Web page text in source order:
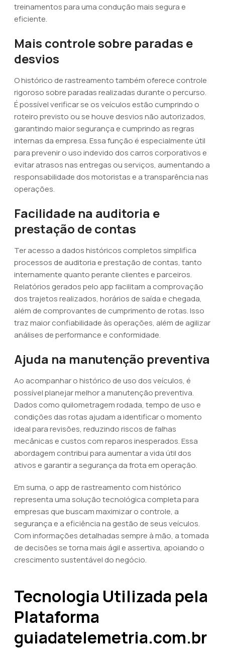
treinamentos para uma condução mais segura e
eficiente.
Mais controle sobre paradas e
desvios
O histórico de rastreamento também oferece controle
rigoroso sobre paradas realizadas durante o percurso.
É possível verificar se os veículos estão cumprindo o
roteiro previsto ou se houve desvios não autorizados,
garantindo maior segurança e cumprindo as regras
internas da empresa. Essa função é especialmente útil
para prevenir o uso indevido dos carros corporativos e
evitar atrasos nas entregas ou serviços, aumentando a
responsabilidade dos motoristas e a transparência nas
operações.
Facilidade na auditoria e
prestação de contas
Ter acesso a dados históricos completos simplifica
processos de auditoria e prestação de contas, tanto
internamente quanto perante clientes e parceiros.
Relatórios gerados pelo app facilitam a comprovação
dos trajetos realizados, horários de saída e chegada,
além de comprovantes de cumprimento de rotas. Isso
traz maior confiabilidade às operações, além de agilizar
análises de performance e conformidade.
Ajuda na manutenção preventiva
Ao acompanhar o histórico de uso dos veículos, é
possível planejar melhor a manutenção preventiva.
Dados como quilometragem rodada, tempo de uso e
condições das rotas ajudam a identificar o momento
ideal para revisões, reduzindo riscos de falhas
mecânicas e custos com reparos inesperados. Essa
abordagem contribui para aumentar a vida útil dos
ativos e garantir a segurança da frota em operação.
Em suma, o app de rastreamento com histórico
representa uma solução tecnológica completa para
empresas que buscam maximizar o controle, a
segurança e a eficiência na gestão de seus veículos.
Com informações detalhadas sempre à mão, a tomada
de decisões se torna mais ágil e assertiva, apoiando o
crescimento sustentável do negócio.
Tecnologia Utilizada pela
Plataforma
guiadatelemetria.com.br